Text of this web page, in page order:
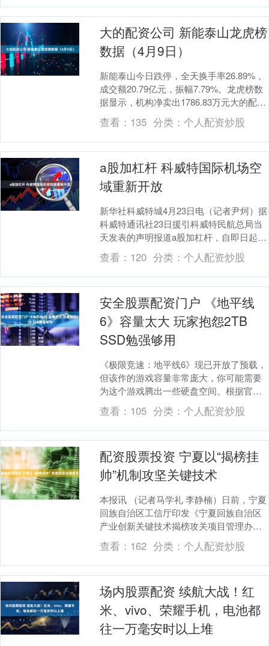
大的配资公司 新能泰山龙虎榜
数据（4月9日）
新能泰山今日跌停，全天换手率26.89%，
成交额20.79亿元，振幅7.79%。龙虎榜数
据显示，机构净卖出1786.83万元大的配资
公司，营业部席位合计净卖出8....
查看： 135 分类： 个人配资炒股
a股加杠杆 科威特国际机场空
域重新开放
新华社科威特城4月23日电（记者尹炣）据
科威特通讯社23日援引科威特民航总局当
天发表的声明报道a股加杠杆，自即日起重
新开放科威特国际机场空域。 报道说，科
威特将....
查看： 120 分类： 个人配资炒股
安全股票配资门户 《地平线
6》容量太大 玩家抱怨2TB
SSD勉强够用
《极限竞速：地平线6》现已开放了预载，
但该作的游戏容量非常庞大，你可能需要
为这个游戏腾出一些硬盘空间。根据官方
博客，《极限竞速：地平线6》Xbox
Series....
查看： 105 分类： 个人配资炒股
配资股票投资 宁夏以“揭榜挂
帅”机制攻坚关键技术
本报讯 （记者马学礼 李静楠）日前，宁夏
回族自治区工信厅印发《宁夏回族自治区
产业创新关键技术揭榜攻关项目管理办
法》（以下简称《办法》），旨在通过“揭
榜挂帅”机制....
查看： 162 分类： 个人配资炒股
场内股票配资 续航大战！红
米、vivo、荣耀手机，电池都
往一万毫安时以上堆